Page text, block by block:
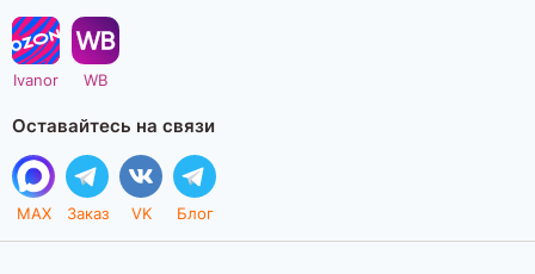
Ivanor WB
Оставайтесь на связи
MAX Заказ VK Блог